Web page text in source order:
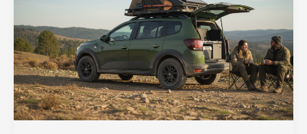
le
van
tout-
terrain
économique
qui